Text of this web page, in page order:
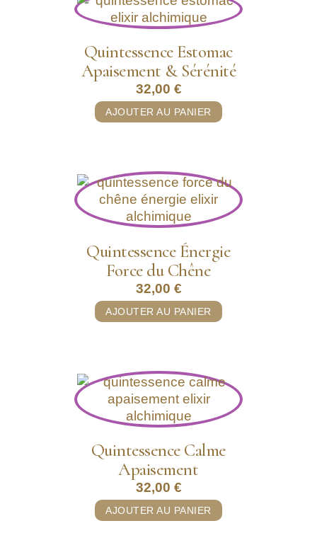
Quintessence Estomac
Apaisement & Sérénité
32,00 €
AJOUTER AU PANIER
Quintessence Énergie
Force du Chêne
32,00 €
AJOUTER AU PANIER
Quintessence Calme
Apaisement
32,00 €
AJOUTER AU PANIER